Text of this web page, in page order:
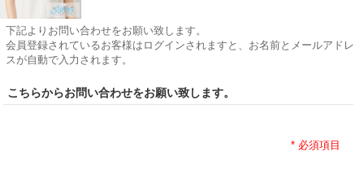
下記よりお問い合わせをお願い致します。
会員登録されているお客様はログインされますと、お名前とメールアドレ
スが自動で入力されます。
こちらからお問い合わせをお願い致します。
* 必須項目